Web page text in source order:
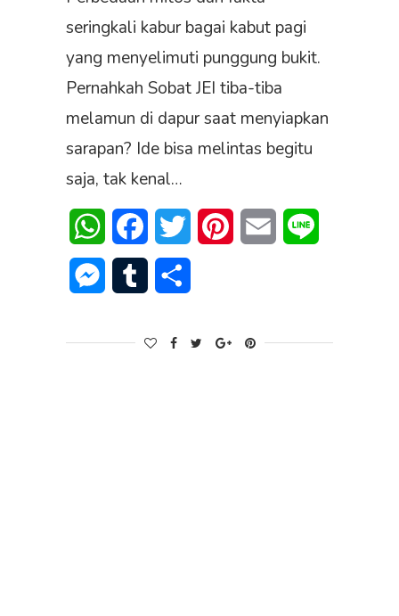
seringkali kabur bagai kabut pagi
yang menyelimuti punggung bukit.
Pernahkah Sobat JEI tiba-tiba
melamun di dapur saat menyiapkan
sarapan? Ide bisa melintas begitu
saja, tak kenal…
WhatsAppFacebookTwitter PinterestEmail
Messenger
Tumblr